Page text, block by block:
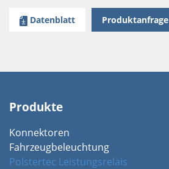
Datenblatt Produktanfrage
Produkte
Konnektoren
Fahrzeugbeleuchtung
Polstertec Leistungsrelais